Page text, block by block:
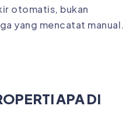
otomatis, bukan
yang mencatat manual.
APA DI